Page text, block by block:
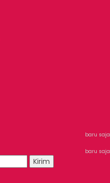
baru saja
baru saja
Kirim